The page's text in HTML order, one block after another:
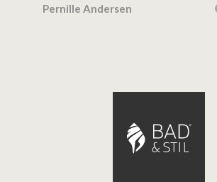
Pernille Andersen